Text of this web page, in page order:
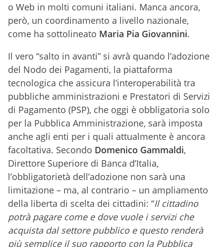
o Web in molti comuni italiani. Manca ancora,
però, un coordinamento a livello nazionale,
come ha sottolineato Maria Pia Giovannini.
Il vero “salto in avanti” si avrà quando l’adozione
del Nodo dei Pagamenti, la piattaforma
tecnologica che assicura l’interoperabilità tra
pubbliche amministrazioni e Prestatori di Servizi
di Pagamento (PSP), che oggi è obbligatoria solo
per la Pubblica Amministrazione, sarà imposta
anche agli enti per i quali attualmente è ancora
facoltativa. Secondo Domenico Gammaldi,
Direttore Superiore di Banca d’Italia,
l’obbligatorietà dell’adozione non sarà una
limitazione – ma, al contrario – un ampliamento
della liberta di scelta dei cittadini: “Il cittadino
potrà pagare come e dove vuole i servizi che
acquista dal settore pubblico e questo renderà
più semplice il suo rapporto con la Pubblica